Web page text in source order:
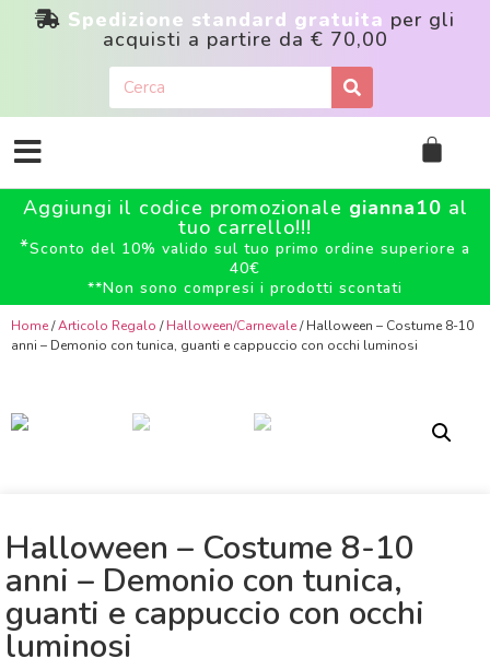
Spedizione standard gratuita per gli
acquisti a partire da € 70,00
Aggiungi il codice promozionale gianna10 al
tuo carrello!!!
*Sconto del 10% valido sul tuo primo ordine superiore a
40€
**Non sono compresi i prodotti scontati
Home/Articolo Regalo /Halloween/Carnevale/ Halloween – Costume 8-10
anni – Demonio con tunica, guanti e cappuccio con occhi luminosi
Halloween – Costume 8-10
anni – Demonio con tunica,
guanti e cappuccio con occhi
luminosi